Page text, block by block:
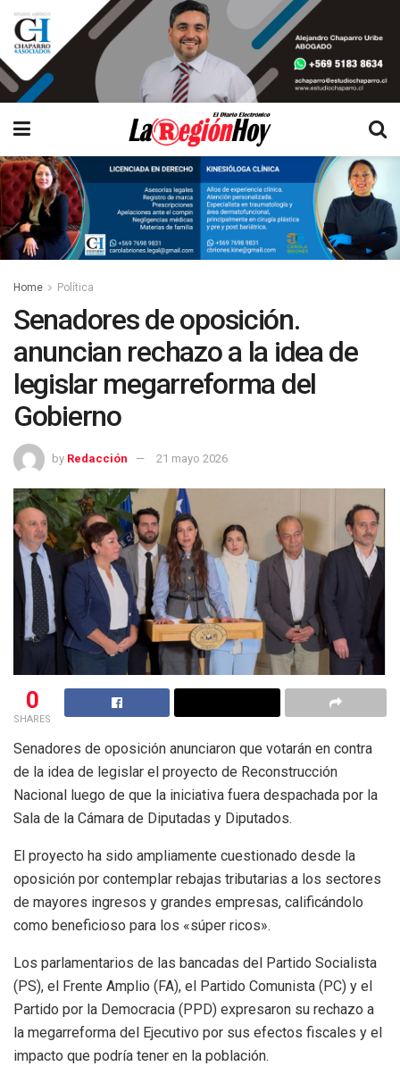
Home Política
Senadores de oposición.
anuncian rechazo a la idea de
legislar megarreforma del
Gobierno
by Redacción 21 mayo 2026
0
SHARES
Senadores de oposición anunciaron que votarán en contra
de la idea de legislar el proyecto de Reconstrucción
Nacional luego de que la iniciativa fuera despachada por la
Sala de la Cámara de Diputadas y Diputados.
El proyecto ha sido ampliamente cuestionado desde la
oposición por contemplar rebajas tributarias a los sectores
de mayores ingresos y grandes empresas, calificándolo
como beneficioso para los «súper ricos».
Los parlamentarios de las bancadas del Partido Socialista
(PS), el Frente Amplio (FA), el Partido Comunista (PC) y el
Partido por la Democracia (PPD) expresaron su rechazo a
la megarreforma del Ejecutivo por sus efectos fiscales y el
impacto que podría tener en la población.